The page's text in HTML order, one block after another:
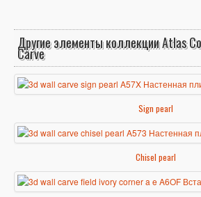
Другие элементы коллекции Atlas
Carve
Sign pearl
Chisel pearl